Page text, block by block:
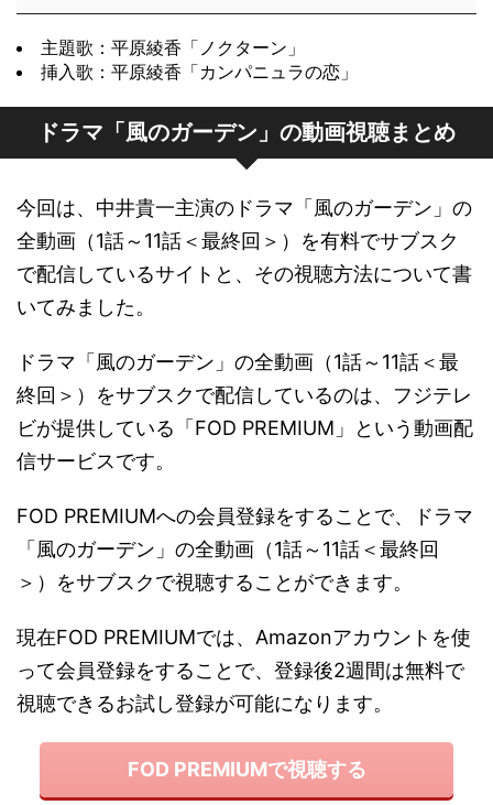
主題歌：平原綾香「ノクターン」
挿入歌：平原綾香「カンパニュラの恋」
ドラマ「風のガーデン」の動画視聴まとめ
今回は、中井貴一主演のドラマ「風のガーデン」の
全動画（1話～11話＜最終回＞）を有料でサブスク
で配信しているサイトと、その視聴方法について書
いてみました。
ドラマ「風のガーデン」の全動画（1話～11話＜最
終回＞）をサブスクで配信しているのは、フジテレ
ビが提供している「FOD PREMIUM」という動画配
信サービスです。
FOD PREMIUMへの会員登録をすることで、ドラマ
「風のガーデン」の全動画（1話～11話＜最終回
＞）をサブスクで視聴することができます。
現在FOD PREMIUMでは、Amazonアカウントを使
って会員登録をすることで、登録後2週間は無料で
視聴できるお試し登録が可能になります。
FOD PREMIUMで視聴する